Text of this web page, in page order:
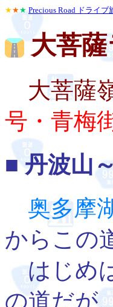
★★★ Precious Road ドライブ
大菩
大菩薩
号・青梅
■丹波山
奥多摩
からこの
はじめ
の道だが